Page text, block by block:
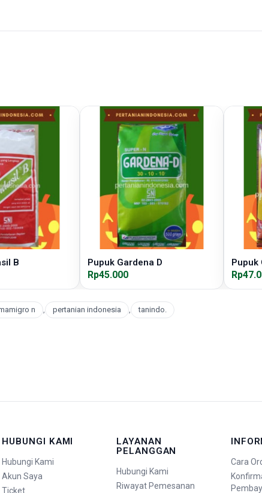
B Pupuk Gardena D
Rp45.000
Pupuk
n , pertanian indonesia , tanindo.
HUBUNGI KAMI
Hubungi Kami
Akun Saya
Ticket
LAYANAN
PELANGGAN
Hubungi Kami
Riwayat Pemesanan
Cara